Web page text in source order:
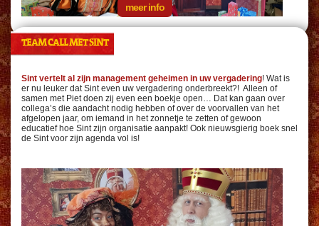
meer info
TEAM CALL MET SINT
Sint vertelt al zijn management geheimen in uw vergadering! Wat is
er nu leuker dat Sint even uw vergadering onderbreekt?! Alleen of
samen met Piet doen zij even een boekje open… Dat kan gaan over
collega’s die aandacht nodig hebben of over de voorvallen van het
afgelopen jaar, om iemand in het zonnetje te zetten of gewoon
educatief hoe Sint zijn organisatie aanpakt! Ook nieuwsgierig boek snel
de Sint voor zijn agenda vol is!